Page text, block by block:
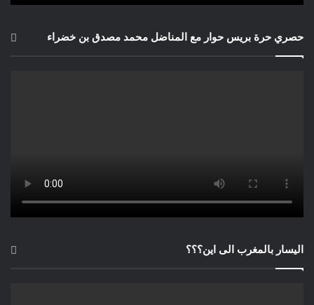
حصري حرة بريس حوار مع المناضل محمد مصدق بن خضراء
اليسار بالمغرب الى اين؟؟؟